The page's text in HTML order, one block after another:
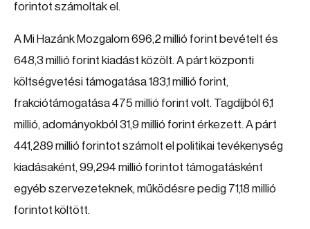
forintot számoltak el.
A Mi Hazánk Mozgalom 696,2 millió forint bevételt és
648,3 millió forint kiadást közölt. A párt központi
költségvetési támogatása 183,1 millió forint,
frakciótámogatása 475 millió forint volt. Tagdíjból 6,1
millió, adományokból 31,9 millió forint érkezett. A párt
441,289 millió forintot számolt el politikai tevékenység
kiadásaként, 99,294 millió forintot támogatásként
egyéb szervezeteknek, működésre pedig 71,18 millió
forintot költött.